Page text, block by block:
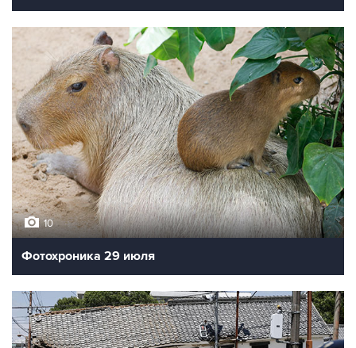
10
Фотохроника 29 июля